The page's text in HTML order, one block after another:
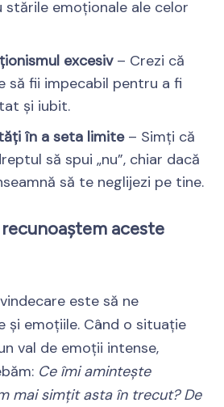
stările emoționale ale celor
excesiv– Crezi că
să fii impecabil pentru a fi
și iubit.
în a seta limite– Simți că
să spui „nu”, chiar dacă
să te neglijezi pe tine.
aceste
este să ne
și emoțiile. Când o situație
val de emoții intense,
Ce îmi amintește
mai simțit asta în trecut? De